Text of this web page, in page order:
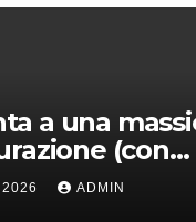
a una
(con
dopo
ADMIN